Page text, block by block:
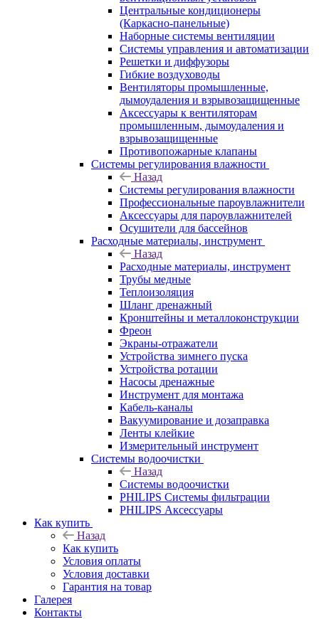
Центральные кондиционеры
(Каркасно-панельные)
Наборные системы вентиляции
Системы управления и автоматизации
Решетки и диффузоры
Гибкие воздуховоды
Вентиляторы промышленные,
дымоудаления и взрывозащищенные
Аксессуары к вентиляторам
промышленным, дымоудаления и
взрывозащищенные
Противопожарные клапаны
Системы регулирования влажности
Назад
Системы регулирования влажности
Профессиональные пароувлажнители
Аксессуары для пароувлажнителей
Осушители для бассейнов
Расходные материалы, инструмент
Назад
Расходные материалы, инструмент
Трубы медные
Теплоизоляция
Шланг дренажный
Кронштейны и металлоконструкции
Фреон
Экраны-отражатели
Устройства зимнего пуска
Устройства ротации
Насосы дренажные
Инструмент для монтажа
Кабель-каналы
Вакуумирование и дозаправка
Ленты клейкие
Измерительный инструмент
Системы водоочистки
Назад
Системы водоочистки
PHILIPS Системы фильтрации
PHILIPS Аксессуары
Как купить
Назад
Как купить
Условия оплаты
Условия доставки
Гарантия на товар
Галерея
Контакты